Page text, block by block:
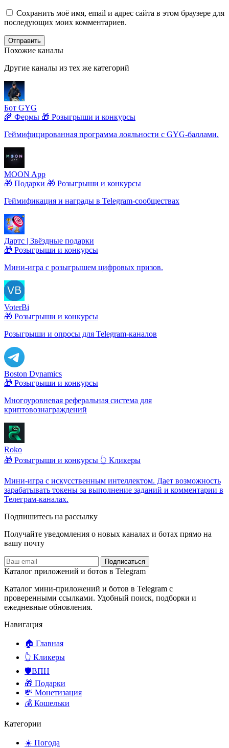
Сохранить моё имя, email и адрес сайта в этом браузере для
последующих моих комментариев.
Отправить
Похожие каналы
Другие каналы из тех же категорий
Бот GYG
🌾 Фермы 🎁 Розыгрыши и конкурсы
Геймифицированная программа лояльности с GYG-баллами.
MOON App
🎁 Подарки 🎁 Розыгрыши и конкурсы
Геймификация и награды в Telegram-сообществах
Дартс | Звёздные подарки
🎁 Розыгрыши и конкурсы
Мини-игра с розыгрышем цифровых призов.
VoterBi
🎁 Розыгрыши и конкурсы
Розыгрыши и опросы для Telegram-каналов
Boston Dynamics
🎁 Розыгрыши и конкурсы
Многоуровневая реферальная система для
криптовознаграждений
Roko
🎁 Розыгрыши и конкурсы 👆 Кликеры
Мини-игра с искусственным интеллектом. Дает возможность
зарабатывать токены за выполнение заданий и комментарии в
Телеграм-каналах.
Подпишитесь на рассылку
Получайте уведомления о новых каналах и ботаx прямо на
вашу почту
Подписаться
Каталог приложений и ботов в Telegram
Каталог мини-приложений и ботов в Telegram с
проверенными ссылками. Удобный поиск, подборки и
ежедневные обновления.
Навигация
🏠 Главная
👆 Кликеры
🛡️ВПН
🎁 Подарки
💸 Монетизация
💰 Кошельки
Категории
☀️ Погода